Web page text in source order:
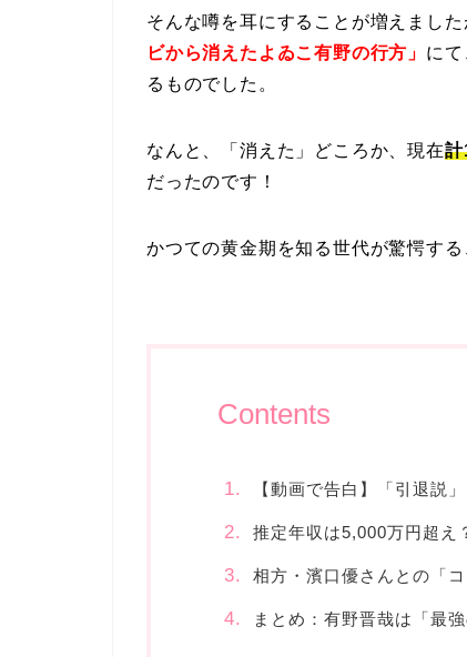
そんな噂を耳にすることが増えました
ビから消えたよゐこ有野の行方」 に
るものでした。
なんと、「消えた」どころか、現在計
だったのです！
かつての黄金期を知る世代が驚愕す
Contents
【動画で告白】「引退説
推定年収は5,000万円超え
相方・濱口優さんとの「
まとめ：有野晋哉は「最